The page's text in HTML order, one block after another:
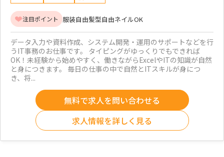
注目ポイント 服装自由髪型自由ネイルOK
データ入力や資料作成、システム開発・運用のサポートなどを行
うIT事務のお仕事です。 タイピングがゆっくりでもできれば
OK！未経験から始めやすく、働きながらExcelやITの知識が自然
と身につきます。 毎日の仕事の中で自然とITスキルが身につ
き、将...
無料で求人を問い合わせる
求人情報を詳しく見る